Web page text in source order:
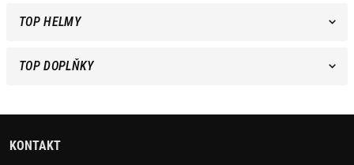
TOP HELMY
TOP DOPLŇKY
KONTAKT